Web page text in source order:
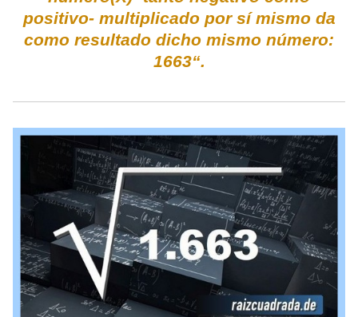
positivo- multiplicado por sí mismo da
como resultado dicho mismo número:
1663“.